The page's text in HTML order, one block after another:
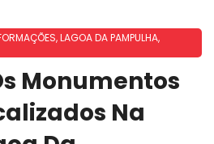
,LAGOA DA PAMPULHA,
Monumentos
Na